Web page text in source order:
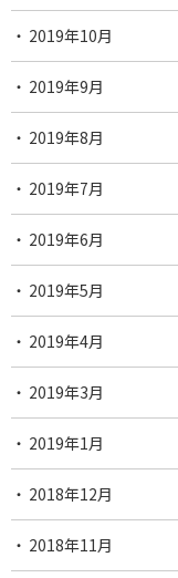
2019年10月
2019年9月
2019年8月
2019年7月
2019年6月
2019年5月
2019年4月
2019年3月
2019年1月
2018年12月
2018年11月